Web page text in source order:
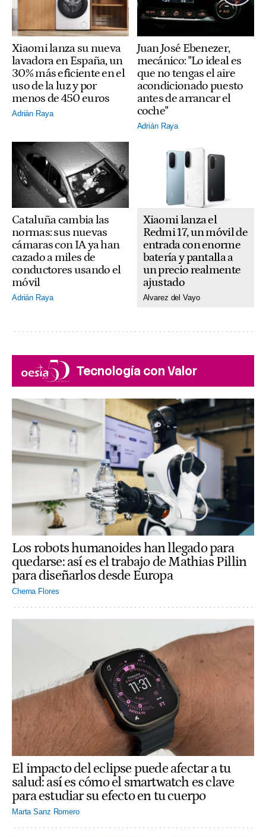
Xiaomi lanza su nueva
lavadora en España, un
30% más eficiente en el
uso de la luz y por
menos de 450 euros
Adrián Raya
Juan José Ebenezer,
mecánico: "Lo ideal es
que no tengas el aire
acondicionado puesto
antes de arrancar el
coche"
Adrián Raya
Cataluña cambia las
normas: sus nuevas
cámaras con IA ya han
cazado a miles de
conductores usando el
móvil
Adrián Raya
Xiaomi lanza el
Redmi 17, un móvil de
entrada con enorme
batería y pantalla a
un precio realmente
ajustado
Alvarez del Vayo
Tecnología con Valor
Los robots humanoides han llegado para
quedarse: así es el trabajo de Mathias Pillin
para diseñarlos desde Europa
Chema Flores
El impacto del eclipse puede afectar a tu
salud: así es cómo el smartwatch es clave
para estudiar su efecto en tu cuerpo
Marta Sanz Romero